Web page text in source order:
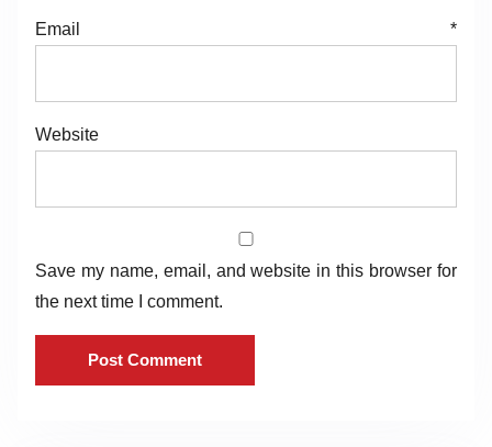
Email *
Website
Save my name, email, and website in this browser for
the next time I comment.